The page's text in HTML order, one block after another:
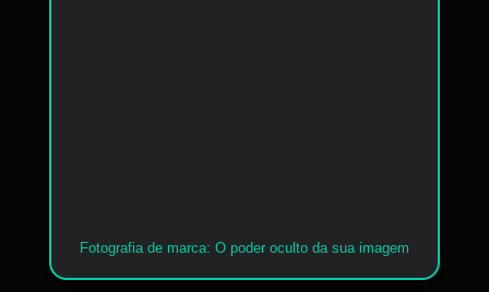
Fotografia de marca: O poder oculto da sua imagem